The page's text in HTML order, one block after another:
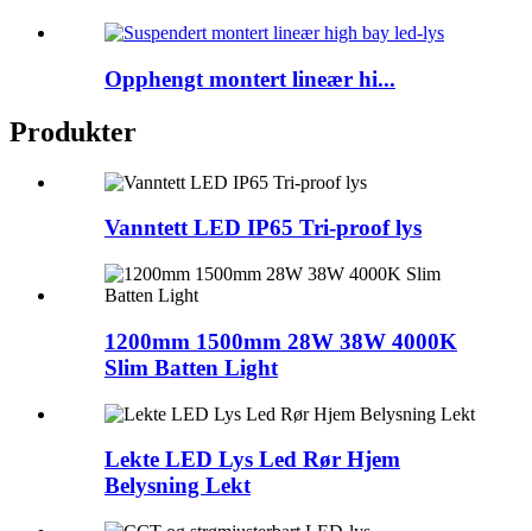
Opphengt montert lineær hi...
Produkter
Vanntett LED IP65 Tri-proof lys
1200mm 1500mm 28W 38W 4000K
Slim Batten Light
Lekte LED Lys Led Rør Hjem
Belysning Lekt